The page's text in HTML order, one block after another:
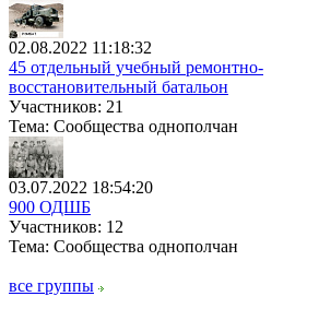
02.08.2022 11:18:32
45 отдельный учебный ремонтно-
восстановительный батальон
Участников: 21
Тема: Сообщества однополчан
03.07.2022 18:54:20
900 ОДШБ
Участников: 12
Тема: Сообщества однополчан
все группы